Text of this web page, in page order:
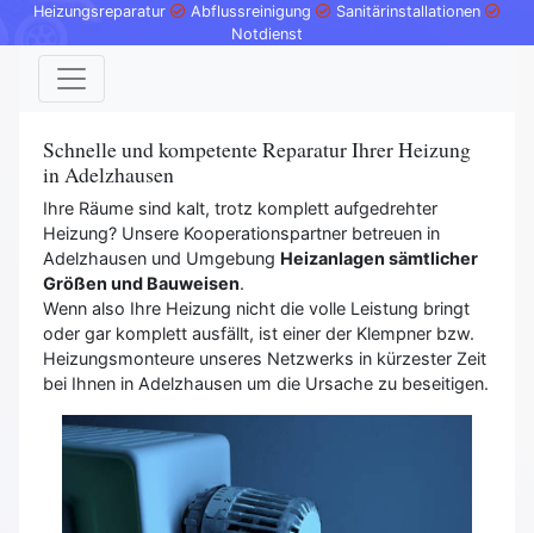
Heizungsreparatur Abflussreinigung
Sanitärinstallationen
Notdienst
Schnelle und kompetente Reparatur Ihrer Heizung
in Adelzhausen
Ihre Räume sind kalt, trotz komplett aufgedrehter
Heizung? Unsere Kooperationspartner betreuen in
Adelzhausen und Umgebung Heizanlagen sämtlicher
Größen und Bauweisen.
Wenn also Ihre Heizung nicht die volle Leistung bringt
oder gar komplett ausfällt, ist einer der Klempner bzw.
Heizungsmonteure unseres Netzwerks in kürzester Zeit
bei Ihnen in Adelzhausen um die Ursache zu beseitigen.